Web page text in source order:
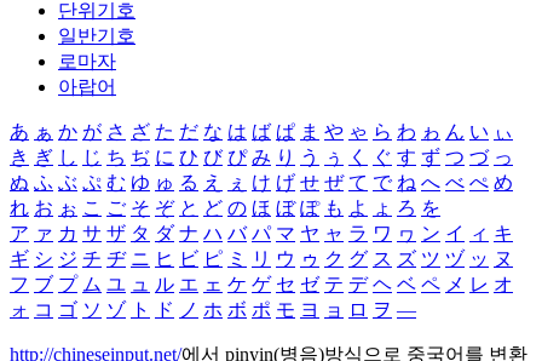
단위기호
일반기호
로마자
아랍어
あ ぁ か が さ ざ た だ な は ば ぱ ま や ゃ ら わ ゎ ん い ぃ
き ぎ し じ ち ぢ に ひ び ぴ み り う ぅ く ぐ す ず つ づ っ
ぬ ふ ぶ ぷ む ゆ ゅ る え ぇ け げ せ ぜ て で ね へ べ ぺ め
れ お ぉ こ ご そ ぞ と ど の ほ ぼ ぽ も よ ょ ろ を
ア ァ カ サ ザ タ ダ ナ ハ バ パ マ ヤ ャ ラ ワ ヮ ン イ ィ キ
ギ シ ジ チ ヂ ニ ヒ ビ ピ ミ リ ウ ゥ ク グ ス ズ ツ ヅ ッ ヌ
フ ブ プ ム ユ ュ ル エ ェ ケ ゲ セ ゼ テ デ ヘ ベ ペ メ レ オ
ォ コ ゴ ソ ゾ ト ド ノ ホ ボ ポ モ ヨ ョ ロ ヲ ―
http://chineseinput.net/에서 pinyin(병음)방식으로 중국어를 변환